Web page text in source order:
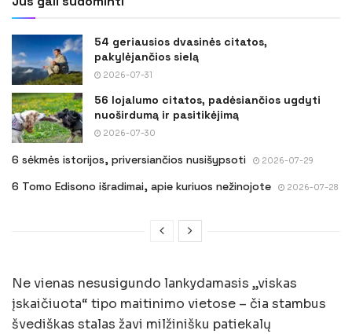
54 geriausios dvasinės citatos,
pakylėjančios sielą
2026-07-31
56 lojalumo citatos, padėsiančios ugdyti
nuoširdumą ir pasitikėjimą
2026-07-30
6 sėkmės istorijos, priversiančios nusišypsoti 2026-07-29
6 Tomo Edisono išradimai, apie kuriuos nežinojote 2026-07-28
Ne vienas nesusigundo lankydamasis „viskas
įskaičiuota“ tipo maitinimo vietose – čia stambus
švediškas stalas žavi milžinišku patiekalų